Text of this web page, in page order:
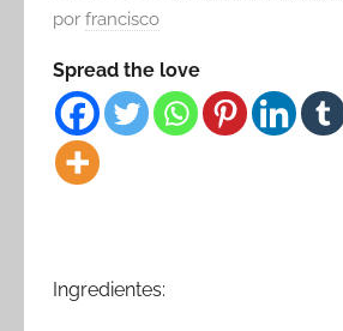
por francisco
Spread the love
Ingredientes: